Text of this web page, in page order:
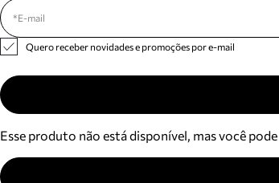
Quero receber novidades e promoções por e-mail
Esse produto não está disponível, mas você pode